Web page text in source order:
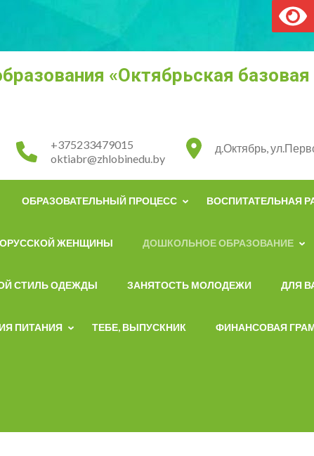
«Октябрьская
д.Октябрь,
+375233479015
oktiabr@zhlobinedu.by
ОБРАЗОВАТЕЛЬНЫЙ ПРОЦЕСС ВОСПИТАТЕЛЬНАЯ
ЖЕНЩИНЫ ДОШКОЛЬНОЕ ОБРАЗОВАНИЕ
СТИЛЬ ОДЕЖДЫ ЗАНЯТОСТЬ МОЛОДЕЖИ ДЛЯ
ПИТАНИЯ ТЕБЕ, ВЫПУСКНИК ФИНАНСОВАЯ